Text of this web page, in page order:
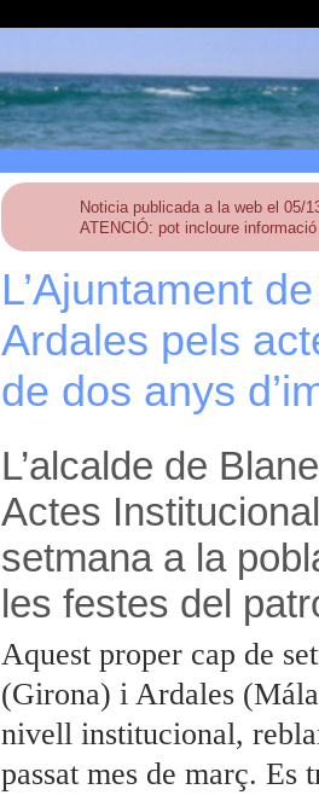
Noticia publicada a la web el 05/
ATENCIÓ: pot incloure
L’Ajuntament
Ardales pels
de dos anys
L’alcalde de
Actes
setmana a la
les festes del
Aquest proper cap de
(Girona) i Ardales
nivell institucional,
passat mes de març.